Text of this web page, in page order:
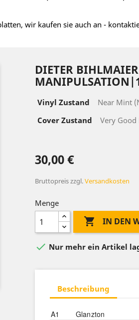
wir kaufen sie auch an -
DIETER
Vinyl Zustand
Near Mint
Cover Zustand
Very Good
30,00 €
Bruttopreiszzgl.Versandkosten
Menge
 IN DEN
 Nur mehr ein Artikel
Beschreibung
A1
Glanzton